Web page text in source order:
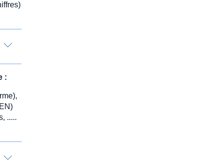
:
.....